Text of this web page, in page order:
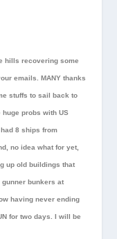
hills recovering some
emails. MANY thanks
stuffs to sail back to
huge probs with US
8 ships from
no idea what for yet,
up old buildings that
bunkers at
having never ending
for two days. I will be